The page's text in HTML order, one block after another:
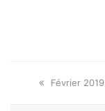
Onglet
Février 2019